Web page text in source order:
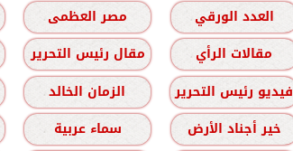
العدد الورقي مصر العظمى
مقالات الرأي مقال رئيس التحرير
فيديو رئيس التحرير الزمان الخالد
خير أجناد الأرض سماء عربية